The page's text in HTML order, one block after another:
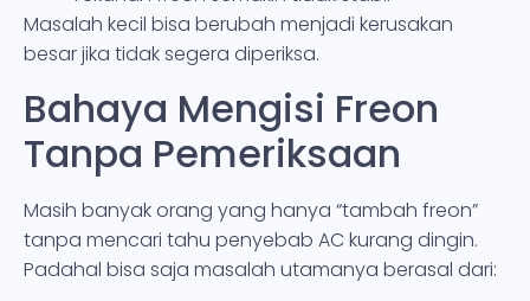
Masalah kecil bisa berubah menjadi kerusakan
besar jika tidak segera diperiksa.
Bahaya Mengisi Freon
Tanpa Pemeriksaan
Masih banyak orang yang hanya “tambah freon”
tanpa mencari tahu penyebab AC kurang dingin.
Padahal bisa saja masalah utamanya berasal dari: